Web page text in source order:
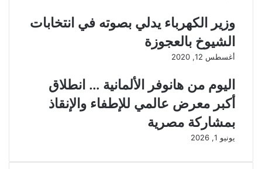
وزير الكهرباء يدلي بصوته في انتخابات
الشيوخ بالعجوزة
أغسطس 12, 2020
اليوم من هانوفر الألمانية … انطلاق
أكبر معرض عالمي للإطفاء والإنقاذ
بمشاركة مصرية
يونيو 1, 2026